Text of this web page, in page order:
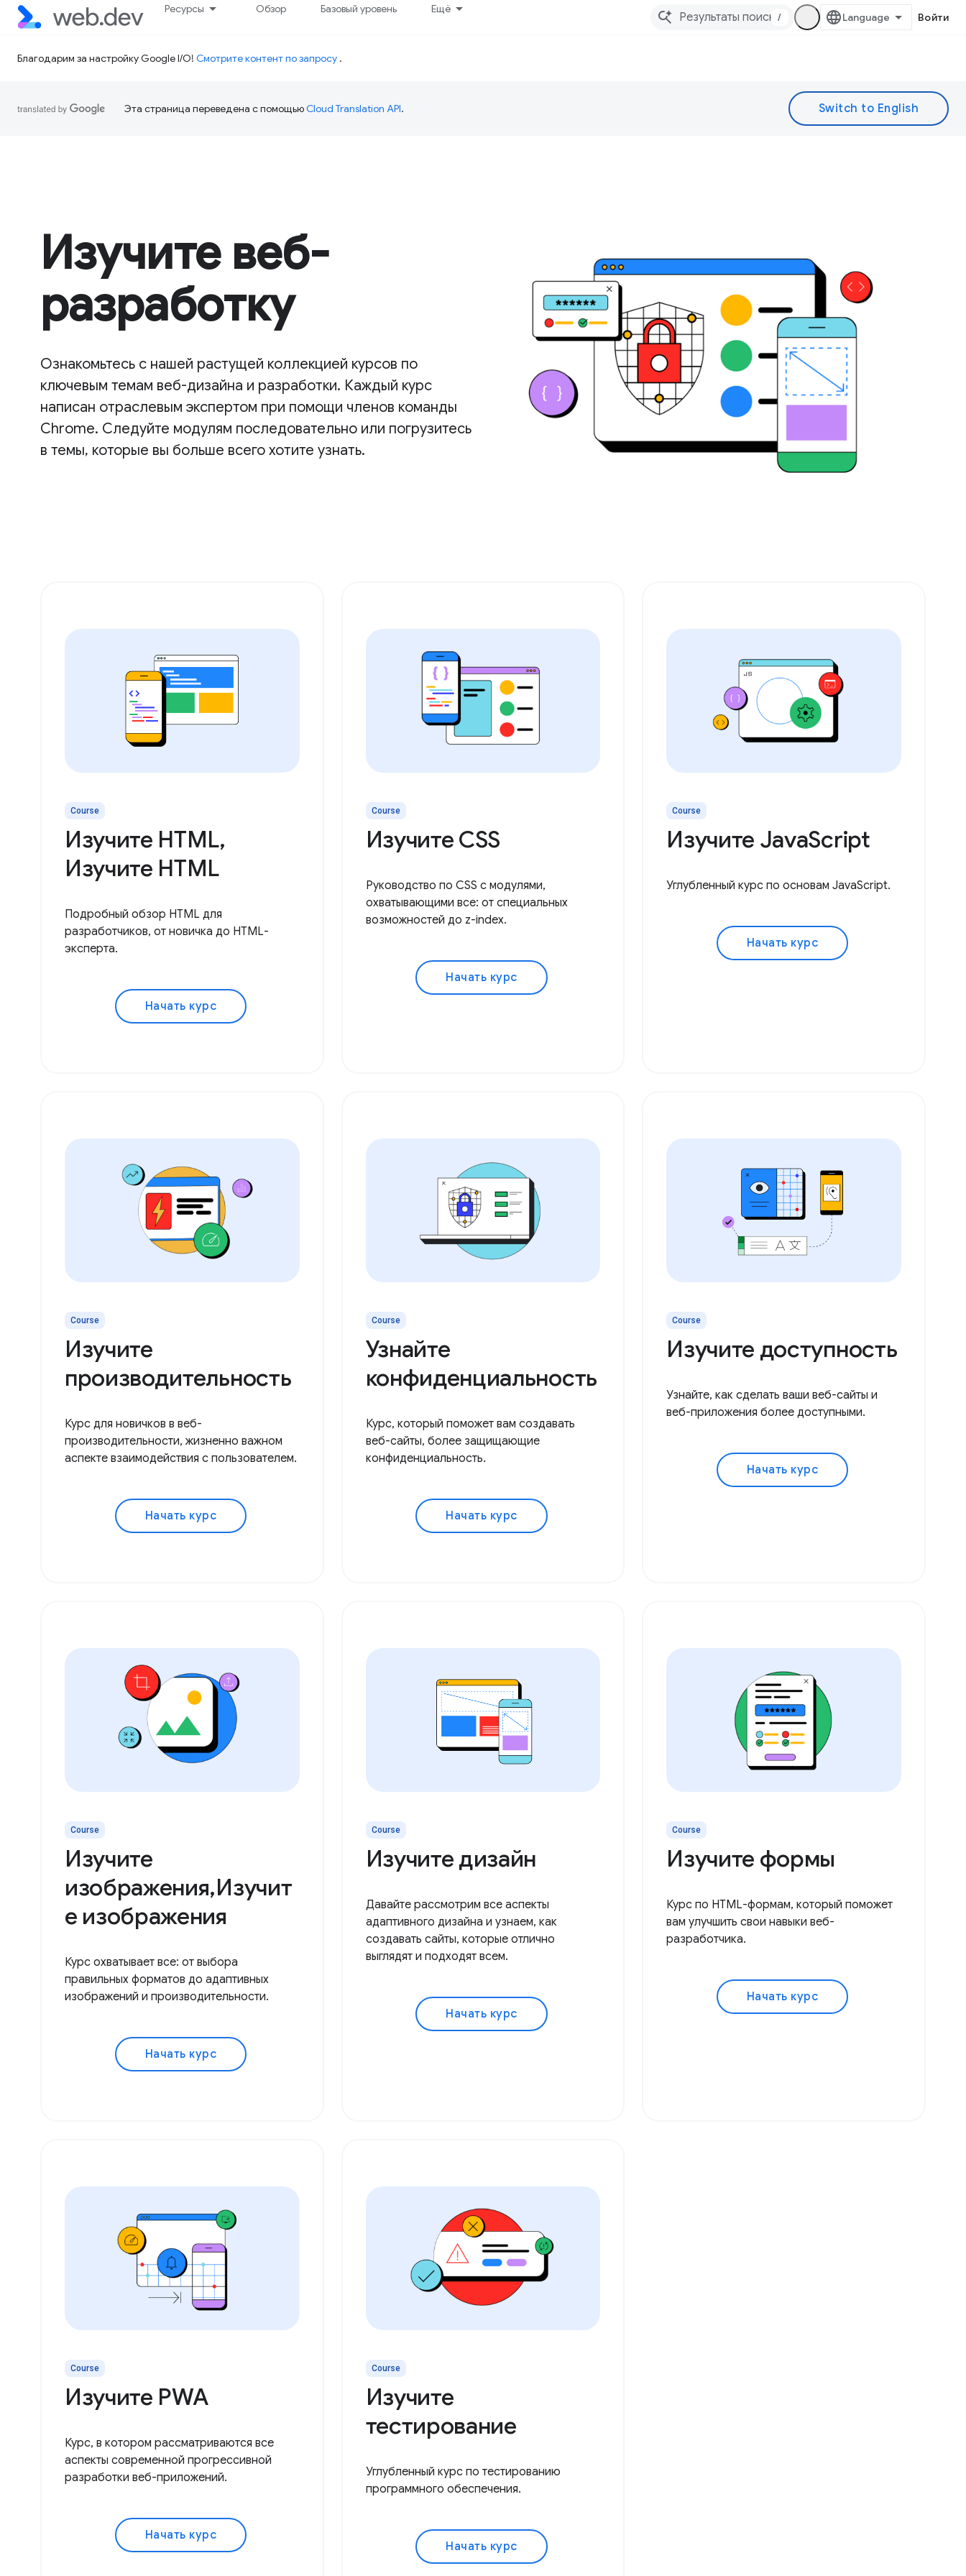
Ресурсы Обзор Базовый уровень Ещё
/ Войти
Благодарим за настройку Google I/O! Смотрите контент по запросу .
Эта страница переведена с помощьюCloud Translation API.
Изучите веб-
разработку
Ознакомьтесь с нашей растущей коллекцией курсов по
ключевым темам веб-дизайна и разработки. Каждый курс
написан отраслевым экспертом при помощи членов команды
Chrome. Следуйте модулям последовательно или погрузитесь
в темы, которые вы больше всего хотите узнать.
Course
Изучите HTML,
Изучите HTML
Подробный обзор HTML для
разработчиков, от новичка до HTML-
эксперта.
Начать курс
Course
Изучите CSS
Руководство по CSS с модулями,
охватывающими все: от специальных
возможностей до z-index.
Начать курс
Course
Изучите JavaScript
Углубленный курс по основам JavaScript.
Начать курс
Course
Изучите
производительность
Курс для новичков в веб-
производительности, жизненно важном
аспекте взаимодействия с пользователем.
Начать курс
Course
Узнайте
конфиденциальность
Курс, который поможет вам создавать
веб-сайты, более защищающие
конфиденциальность.
Начать курс
Course
Изучите доступность
Узнайте, как сделать ваши веб-сайты и
веб-приложения более доступными.
Начать курс
Course
Изучите
изображения,Изучит
е изображения
Курс охватывает все: от выбора
правильных форматов до адаптивных
изображений и производительности.
Начать курс
Course
Изучите дизайн
Давайте рассмотрим все аспекты
адаптивного дизайна и узнаем, как
создавать сайты, которые отлично
выглядят и подходят всем.
Начать курс
Course
Изучите формы
Курс по HTML-формам, который поможет
вам улучшить свои навыки веб-
разработчика.
Начать курс
Course
Изучите PWA
Курс, в котором рассматриваются все
аспекты современной прогрессивной
разработки веб-приложений.
Начать курс
Course
Изучите
тестирование
Углубленный курс по тестированию
программного обеспечения.
Начать курс